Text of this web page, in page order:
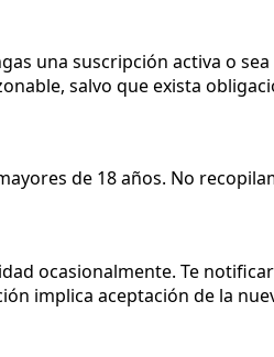
una suscripción activa o
salvo que exista
de 18 años. No
ocasionalmente. Te
implica aceptación de la